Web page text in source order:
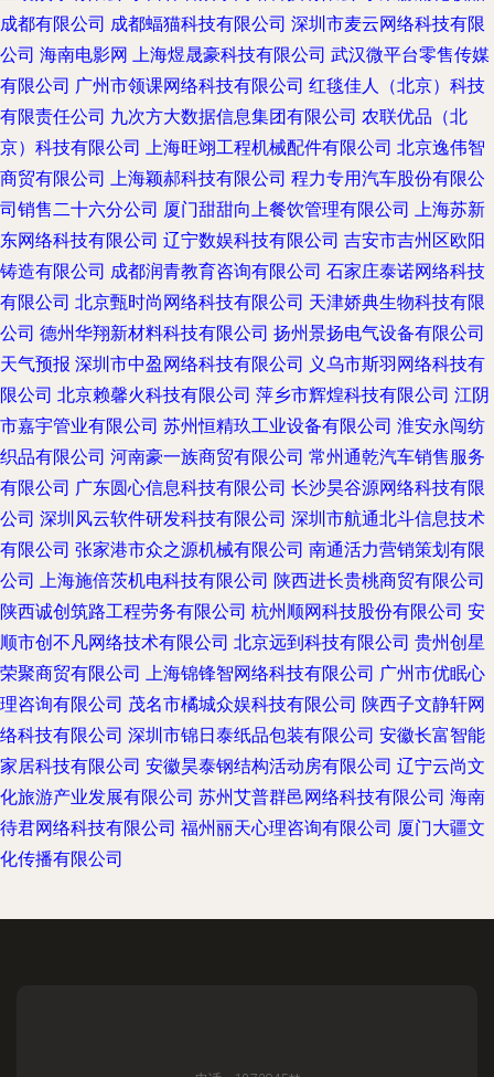
成都有限公司 成都蝠猫科技有限公司 深圳市麦云网络科技有限
公司 海南电影网 上海煜晟豪科技有限公司 武汉微平台零售传媒
有限公司 广州市领课网络科技有限公司 红毯佳人（北京）科技
有限责任公司 九次方大数据信息集团有限公司 农联优品（北
京）科技有限公司 上海旺翊工程机械配件有限公司 北京逸伟智
商贸有限公司 上海颖郝科技有限公司 程力专用汽车股份有限公
司销售二十六分公司 厦门甜甜向上餐饮管理有限公司 上海苏新
东网络科技有限公司 辽宁数娱科技有限公司 吉安市吉州区欧阳
铸造有限公司 成都润青教育咨询有限公司 石家庄泰诺网络科技
有限公司 北京甄时尚网络科技有限公司 天津娇典生物科技有限
公司 德州华翔新材料科技有限公司 扬州景扬电气设备有限公司
天气预报 深圳市中盈网络科技有限公司 义乌市斯羽网络科技有
限公司 北京赖馨火科技有限公司 萍乡市辉煌科技有限公司 江阴
市嘉宇管业有限公司 苏州恒精玖工业设备有限公司 淮安永闯纺
织品有限公司 河南豪一族商贸有限公司 常州通乾汽车销售服务
有限公司 广东圆心信息科技有限公司 长沙昊谷源网络科技有限
公司 深圳风云软件研发科技有限公司 深圳市航通北斗信息技术
有限公司 张家港市众之源机械有限公司 南通活力营销策划有限
公司 上海施倍茨机电科技有限公司 陕西进长贵桃商贸有限公司
陕西诚创筑路工程劳务有限公司 杭州顺网科技股份有限公司 安
顺市创不凡网络技术有限公司 北京远到科技有限公司 贵州创星
荣聚商贸有限公司 上海锦锋智网络科技有限公司 广州市优眠心
理咨询有限公司 茂名市橘城众娱科技有限公司 陕西子文静轩网
络科技有限公司 深圳市锦日泰纸品包装有限公司 安徽长富智能
家居科技有限公司 安徽昊泰钢结构活动房有限公司 辽宁云尚文
化旅游产业发展有限公司 苏州艾普群邑网络科技有限公司 海南
待君网络科技有限公司 福州丽天心理咨询有限公司 厦门大疆文
化传播有限公司